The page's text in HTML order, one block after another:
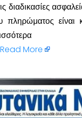
πληρώματος είναι
Read More